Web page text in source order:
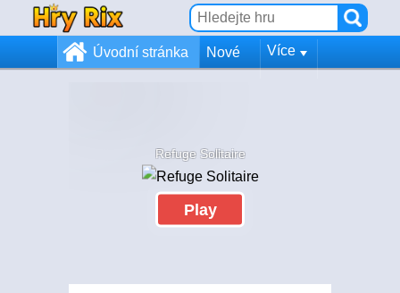
Úvodní stránka Nové Více
Refuge Solitaire
Play